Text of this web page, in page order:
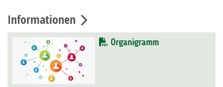
Informationen
Organigramm